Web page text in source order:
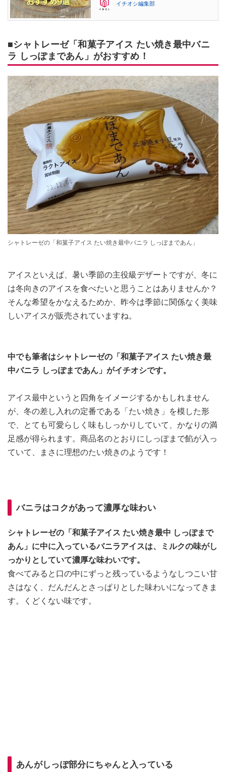
イチオシ編集部
■シャトレーゼ「和菓子アイス たい焼き最中バニ
ラ しっぽまであん」がおすすめ！
シャトレーゼの「和菓子アイス たい焼き最中バニラ しっぽまであん」
アイスといえば、暑い季節の主役級デザートですが、冬に
は冬向きのアイスを食べたいと思うことはありませんか？
そんな希望をかなえるためか、昨今は季節に関係なく美味
しいアイスが販売されていますね。
中でも筆者はシャトレーゼの「和菓子アイス たい焼き最
中バニラ しっぽまであん」がイチオシです。
アイス最中というと四角をイメージするかもしれません
が、冬の差し入れの定番である「たい焼き」を模した形
で、とても可愛らしく味もしっかりしていて、かなりの満
足感が得られます。商品名のとおりにしっぽまで餡が入っ
ていて、まさに理想のたい焼きのようです！
バニラはコクがあって濃厚な味わい
シャトレーゼの「和菓子アイス たい焼き最中 しっぽまで
あん」に中に入っているバニラアイスは、ミルクの味がし
っかりとしていて濃厚な味わいです。
食べてみると口の中にずっと残っているようなしつこい甘
さはなく、だんだんとさっぱりとした味わいになってきま
す。くどくない味です。
あんがしっぽ部分にちゃんと入っている